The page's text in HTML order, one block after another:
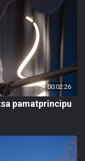
00:02:26
pamatprincipu